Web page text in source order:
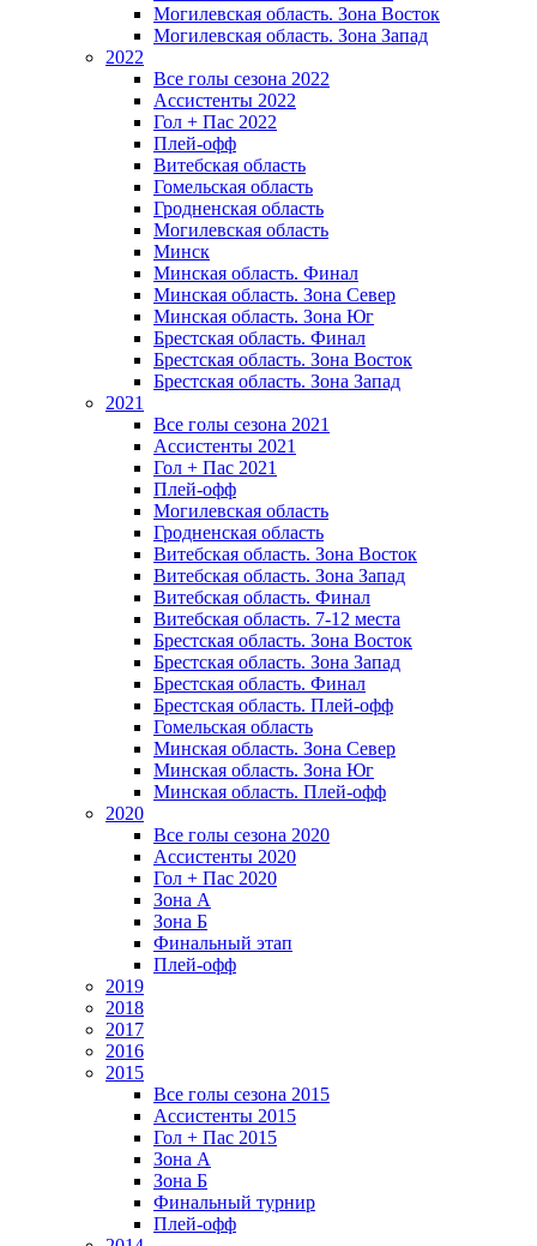
Могилевская область. Зона Восток
Могилевская область. Зона Запад
2022
Все голы сезона 2022
Ассистенты 2022
Гол + Пас 2022
Плей-офф
Витебская область
Гомельская область
Гродненская область
Могилевская область
Минск
Mинская область. Финал
Минская область. Зона Север
Минская область. Зона Юг
Брестская область. Финал
Брестская область. Зона Восток
Брестская область. Зона Запад
2021
Все голы сезона 2021
Ассистенты 2021
Гол + Пас 2021
Плей-офф
Могилевская область
Гродненская область
Витебская область. Зона Восток
Витебская область. Зона Запад
Витебская область. Финал
Витебская область. 7-12 места
Брестская область. Зона Восток
Брестская область. Зона Запад
Брестская область. Финал
Брестская область. Плей-офф
Гомельская область
Минская область. Зона Север
Минская область. Зона Юг
Минская область. Плей-офф
2020
Все голы сезона 2020
Ассистенты 2020
Гол + Пас 2020
Зона А
Зона Б
Финальный этап
Плей-офф
2019
2018
2017
2016
2015
Все голы сезона 2015
Ассистенты 2015
Гол + Пас 2015
Зона А
Зона Б
Финальный турнир
Плей-офф